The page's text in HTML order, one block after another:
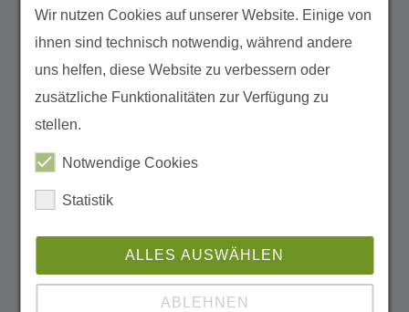
vergessenen und doch so wichtigen Moore,
einsetzt. Dieses Engagement für den Schutz
unserer Lebensgrundlagen hier und in
anderen Ländern kommt uns allen zugute
und sollte noch weit mehr Unterstützung
erfahren!"
Unterstützerin der Succow Stiftung der ersten
Wir nutzen Cookies auf unserer Website. Einige von
ihnen sind technisch notwendig, während andere
uns helfen, diese Website zu verbessern oder
zusätzliche Funktionalitäten zur Verfügung zu
stellen.
Notwendige Cookies
Statistik
ALLES AUSWÄHLEN
ABLEHNEN